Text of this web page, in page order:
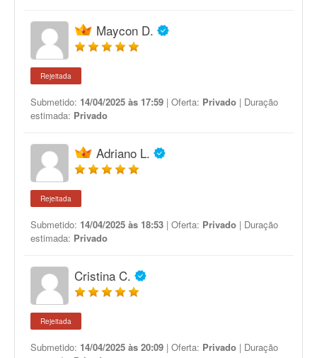
Maycon D.
Rejeitada
Submetido: 14/04/2025 às 17:59 | Oferta: Privado | Duração
estimada: Privado
Adriano L.
Rejeitada
Submetido: 14/04/2025 às 18:53 | Oferta: Privado | Duração
estimada: Privado
Cristina C.
Rejeitada
Submetido: 14/04/2025 às 20:09 | Oferta: Privado | Duração